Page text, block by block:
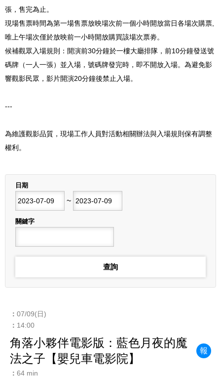
張，售完為止。
現場售票時間為第一場售票放映場次前一個小時開放當日各場次購票,
唯上午場次僅於放映前一小時開放購買該場次票劵。
候補觀眾入場規則：開演前30分鐘於一樓大廳排隊，前10分鐘發送號
碼牌（一人一張）並入場，號碼牌發完時，即不開放入場。為避免影
響觀影民眾，影片開演20分鐘後禁止入場。
---
為維護觀影品質，現場工作人員對活動相關辦法與入場規則保有調整
權利。
日期
~
結束日期
關鍵字
07/09(日)
14:00
角落小夥伴電影版：藍色月夜的魔
法之子【嬰兒車電影院】
報
64 min